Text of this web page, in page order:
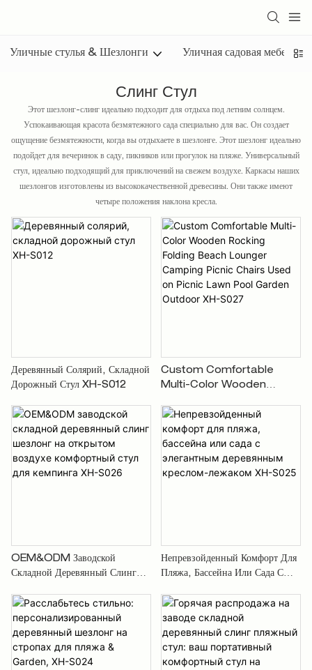
Уличные стулья & Шезлонги Уличная садовая мебель
Слинг Стул
Этот шезлонг-слинг идеально подходит для отдыха под летним солнцем.
Успокаивающая красота безмятежного сада специально для вас. Он создает
ощущение безмятежности, когда вы отдыхаете в шезлонге. Этот шезлонг идеально
подойдет для вечеринок в саду, пикников или прогулок на пляже. Универсальный
стул, идеально подходящий для приключений на свежем воздухе. Каркасы наших
шезлонгов изготовлены из высококачественной древесины. Они также имеют
четыре положения наклона кресла.
Деревянный Солярий, Складной
Дорожный Стул XH-S012
Custom Comfortable
Multi-Color Wooden
Lounger Camping Picnic
Chairs Used On Picnic
Lawn Pool Garden
Outdoor XH-S027
OEM&ODM Заводской
Складной Деревянный Слинг
Комфортный Стул Для Кемпинга
XH-S026
Непревзойденный Комфорт Для
Пляжа, Бассейна Или Сада С
Креслом-Лежаком XH-S025